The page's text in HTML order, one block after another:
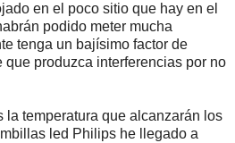
en el poco sitio que hay en el
podido meter mucha
tenga un bajísimo factor de
produzca interferencias por no
la temperatura que alcanzarán los
led Philips he llegado a